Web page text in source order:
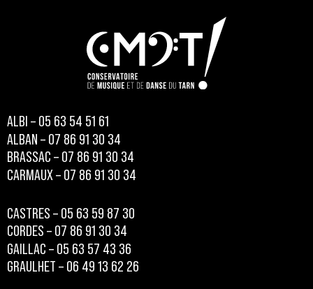
ALBI – 05 63 54 51 61
ALBAN – 07 86 91 30 34
BRASSAC – 07 86 91 30 34
CARMAUX – 07 86 91 30 34
CASTRES – 05 63 59 87 30
CORDES – 07 86 91 30 34
GAILLAC – 05 63 57 43 36
GRAULHET – 06 49 13 62 26